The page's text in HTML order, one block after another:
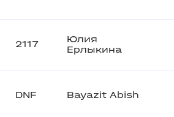
2117
Юлия
Ерлыкина
DNF Bayazit Abish